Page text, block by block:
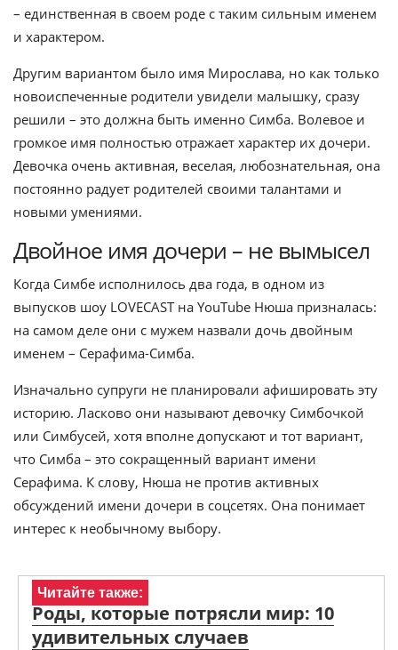
– единственная в своем роде с таким сильным именем
и характером.
Другим вариантом было имя Мирослава, но как только
новоиспеченные родители увидели малышку, сразу
решили – это должна быть именно Симба. Волевое и
громкое имя полностью отражает характер их дочери.
Девочка очень активная, веселая, любознательная, она
постоянно радует родителей своими талантами и
новыми умениями.
Двойное имя дочери – не вымысел
Когда Симбе исполнилось два года, в одном из
выпусков шоу LOVECAST на YouTube Нюша призналась:
на самом деле они с мужем назвали дочь двойным
именем – Серафима-Симба.
Изначально супруги не планировали афишировать эту
историю. Ласково они называют девочку Симбочкой
или Симбусей, хотя вполне допускают и тот вариант,
что Симба – это сокращенный вариант имени
Серафима. К слову, Нюша не против активных
обсуждений имени дочери в соцсетях. Она понимает
интерес к необычному выбору.
Читайте также:
Роды, которые потрясли мир: 10
удивительных случаев